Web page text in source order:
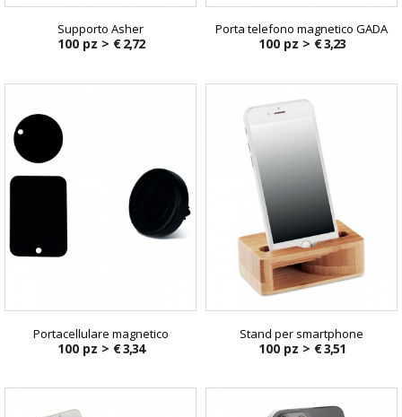
Supporto Asher
100 pz > € 2,72
Porta telefono magnetico GADA
100 pz > € 3,23
Portacellulare magnetico
100 pz > € 3,34
Stand per smartphone
100 pz > € 3,51